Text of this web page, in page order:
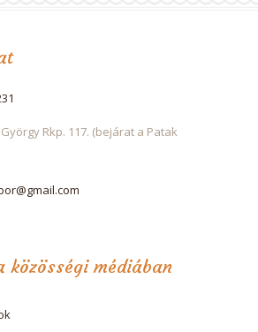
Rkp. 117. (bejárat a Patak
közösségi médiában